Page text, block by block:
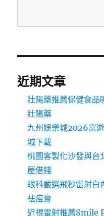
近期文章
壯陽藥推薦保健食品
壯陽藥
九州娛樂城2026富
城下載
桃園客製化沙發與台
屋借錢
眼科嚴選飛秒雷射
祛痘膏
近視雷射推薦Smile